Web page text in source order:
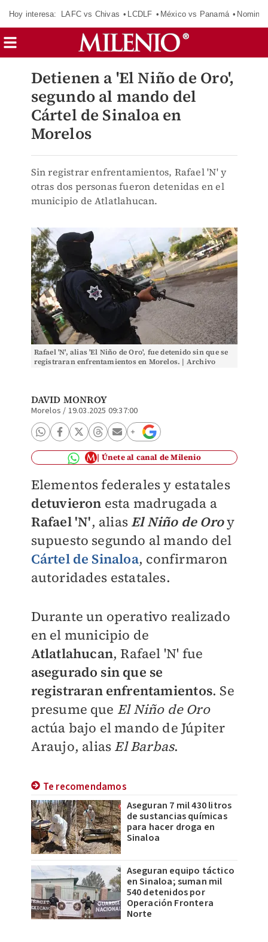
Hoy interesa: LAFC vs Chivas LCDLF México vs Panamá
Detienen a 'El Niño de Oro',
segundo al mando del
Cártel de Sinaloa en
Morelos
Sin registrar enfrentamientos, Rafael 'N' y
otras dos personas fueron detenidas en el
municipio de Atlatlahucan.
Rafael 'N', alias 'El Niño de Oro', fue detenido sin que se
registraran enfrentamientos en Morelos. | Archivo
DAVID MONROY
Morelos / 19.03.2025 09:37:00
Únete al canal de Milenio
Elementos federales y estatales
detuvieron esta madrugada a
Rafael 'N', alias El Niño de Oroy
supuesto segundo al mando del
Cártel de Sinaloa, confirmaron
autoridades estatales.
Durante un operativo realizado
en el municipio de
Atlatlahucan, Rafael 'N' fue
asegurado sin que se
registraran enfrentamientos. Se
presume que El Niño de Oro
actúa bajo el mando de Júpiter
Araujo, alias El Barbas.
Te recomendamos
Aseguran 7 mil 430 litros
de sustancias químicas
para hacer droga en
Sinaloa
Aseguran equipo táctico
en Sinaloa; suman mil
540 detenidos por
Operación Frontera
Norte